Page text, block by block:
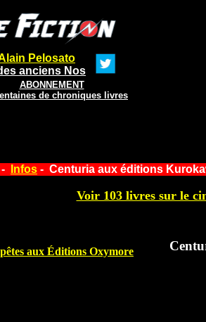
Pelosato
anciens Nos
ABONNEMENT
de chroniques livres
- Infos - Centuria aux éditions
Voir 103 livres sur le
aux Éditions Oxymore